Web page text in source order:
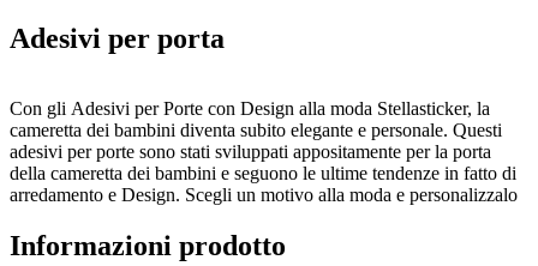
Adesivi per porta
Con gli Adesivi per Porte con Design alla moda Stellasticker, la
cameretta dei bambini diventa subito elegante e personale. Questi
adesivi per porte sono stati sviluppati appositamente per la porta
della cameretta dei bambini e seguono le ultime tendenze in fatto di
arredamento e Design. Scegli un motivo alla moda e personalizzalo
L'adesivo per porte è di forma rotonda con un diametro di 18,5 x
Informazioni prodotto